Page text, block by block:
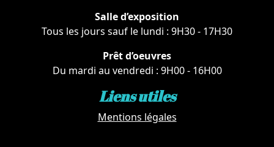
Salle d’exposition
Tous les jours sauf le lundi : 9H30 - 17H30
Prêt d’oeuvres
Du mardi au vendredi : 9H00 - 16H00
Liens utiles
Mentions légales